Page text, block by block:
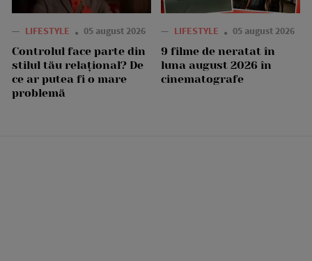
— LIFESTYLE 05 august 2026
Controlul face parte din
stilul tău relațional? De
ce ar putea fi o mare
problemă
— LIFESTYLE 05 august 2026
9 filme de neratat în
luna august 2026 în
cinematografe